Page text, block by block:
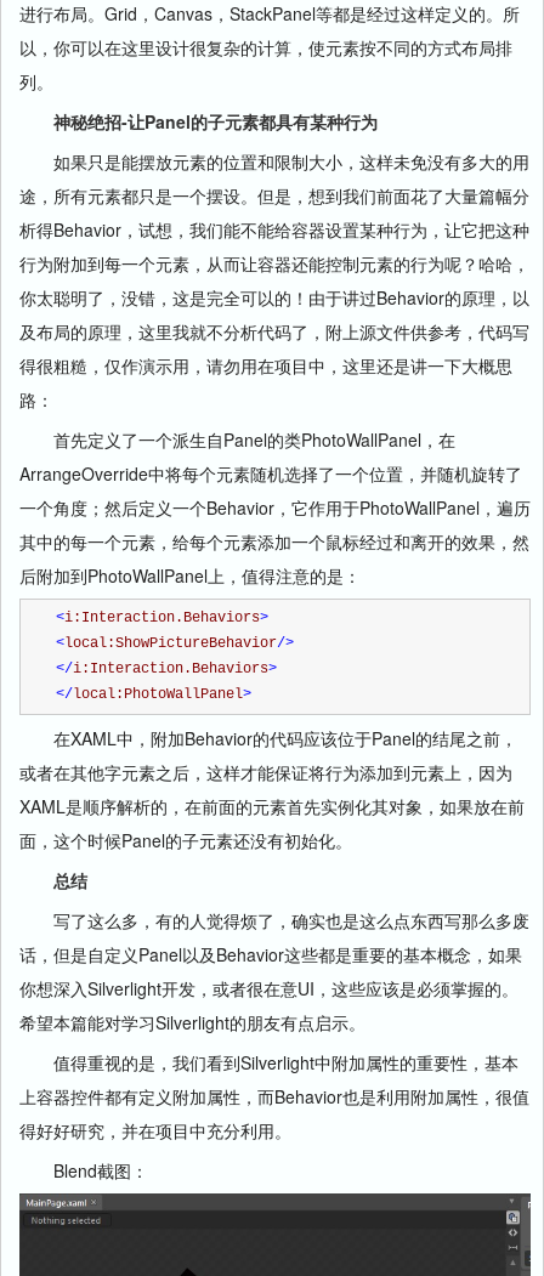
进行布局。Grid，Canvas，StackPanel等都是经过这样定义的。所
以，你可以在这里设计很复杂的计算，使元素按不同的方式布局排
列。
神秘绝招-让Panel的子元素都具有某种行为
如果只是能摆放元素的位置和限制大小，这样未免没有多大的用
途，所有元素都只是一个摆设。但是，想到我们前面花了大量篇幅分
析得Behavior，试想，我们能不能给容器设置某种行为，让它把这种
行为附加到每一个元素，从而让容器还能控制元素的行为呢？哈哈，
你太聪明了，没错，这是完全可以的！由于讲过Behavior的原理，以
及布局的原理，这里我就不分析代码了，附上源文件供参考，代码写
得很粗糙，仅作演示用，请勿用在项目中，这里还是讲一下大概思
路：
首先定义了一个派生自Panel的类PhotoWallPanel，在
ArrangeOverride中将每个元素随机选择了一个位置，并随机旋转了
一个角度；然后定义一个Behavior，它作用于PhotoWallPanel，遍历
其中的每一个元素，给每个元素添加一个鼠标经过和离开的效果，然
后附加到PhotoWallPanel上，值得注意的是：
<i:Interaction.Behaviors>
<local:ShowPictureBehavior/>
</i:Interaction.Behaviors>
</ local:PhotoWallPanel>
在XAML中，附加Behavior的代码应该位于Panel的结尾之前，
或者在其他字元素之后，这样才能保证将行为添加到元素上，因为
XAML是顺序解析的，在前面的元素首先实例化其对象，如果放在前
面，这个时候Panel的子元素还没有初始化。
总结
写了这么多，有的人觉得烦了，确实也是这么点东西写那么多废
话，但是自定义Panel以及Behavior这些都是重要的基本概念，如果
你想深入Silverlight开发，或者很在意UI，这些应该是必须掌握的。
希望本篇能对学习Silverlight的朋友有点启示。
值得重视的是，我们看到Silverlight中附加属性的重要性，基本
上容器控件都有定义附加属性，而Behavior也是利用附加属性，很值
得好好研究，并在项目中充分利用。
Blend截图：